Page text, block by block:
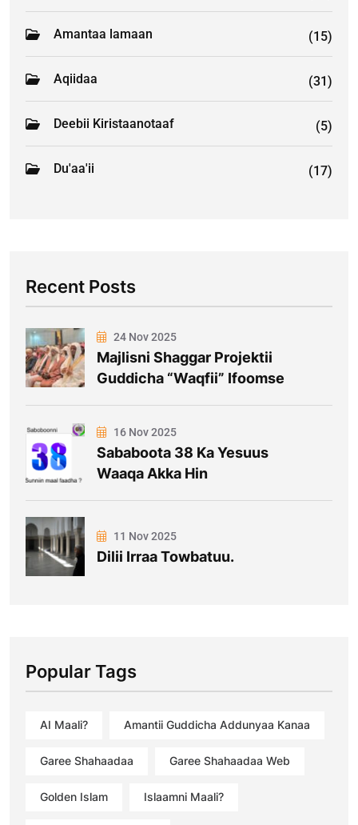
Amantaa lamaan (15)
Aqiidaa (31)
Deebii Kiristaanotaaf (5)
Du'aa'ii (17)
Recent Posts
24 Nov 2025
Majlisni Shaggar Projektii
Guddicha “Waqfii” Ifoomse
16 Nov 2025
Sababoota 38 Ka Yesuus
Waaqa Akka Hin
11 Nov 2025
Dilii Irraa Towbatuu.
Popular Tags
AI Maali? Amantii Guddicha Addunyaa Kanaa
Garee Shahaadaa Garee Shahaadaa Web
Golden Islam Islaamni Maali?